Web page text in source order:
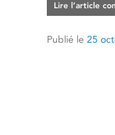
Lire l’article
Publié le 25